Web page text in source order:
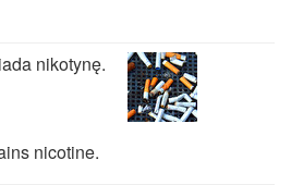
nikotynę.
nicotine.